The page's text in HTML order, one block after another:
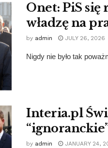
Onet: PiS się
władzę na
by admin JULY 26, 2026
Nigdy nie było tak
Interia.pl
by admin JANUARY 24,